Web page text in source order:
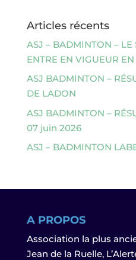
Articles récents
ASJ – BADMINTON – LE
ENTRE EN VIGUEUR
ASJ BADMINTON –
DE LADON
ASJ BADMINTON –
07 juin 2026
ASJ – BADMINTON
A PROPOS
Association la plus
Jean de la Ruelle,